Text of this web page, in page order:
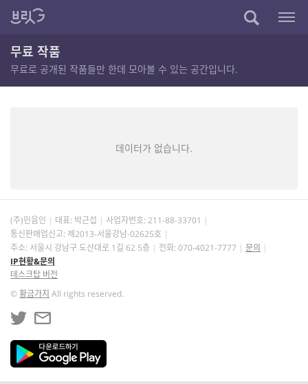
무료 작품
무료로 공개된 작품들만 한데 모아볼 수 있는 공간입니다.
데이터가 없습니다.
(주)민음인 대표: 박근섭 사업자번호: 211-88-33701
통신판매업신고: 제2013-서울강남-02625호
주소: 서울시 강남구 도산대로 1길 62 5층
전화: 070-4021-7777
문의
IP현황&문의
데스크탑 버전
©황금가지 All rights reserved.